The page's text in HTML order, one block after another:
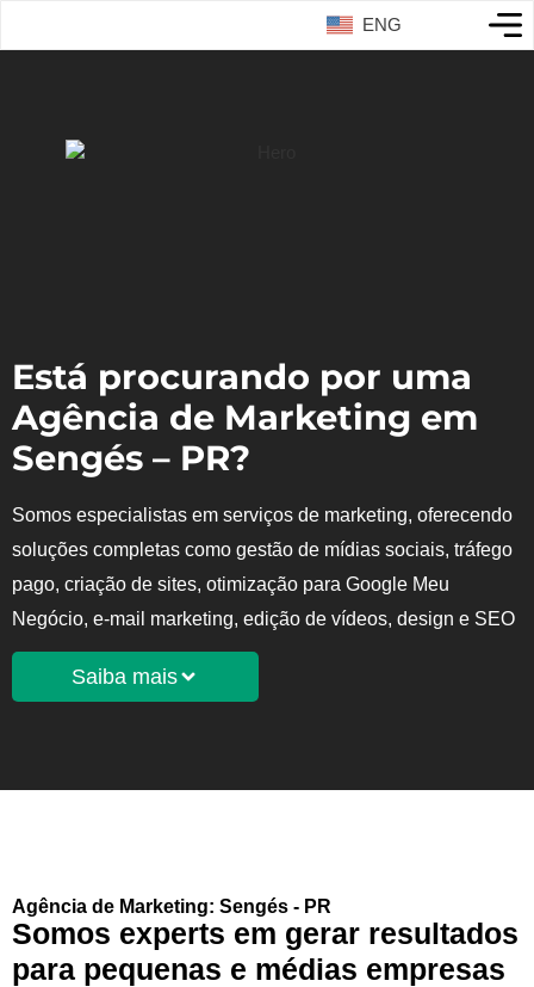
ENG
Está procurando por uma
Agência de Marketing em
Sengés – PR?
Somos especialistas em serviços de marketing, oferecendo
soluções completas como gestão de mídias sociais, tráfego
pago, criação de sites, otimização para Google Meu
Negócio, e-mail marketing, edição de vídeos, design e SEO
Saiba mais
Agência de Marketing: Sengés - PR
Somos experts em gerar resultados
para pequenas e médias empresas